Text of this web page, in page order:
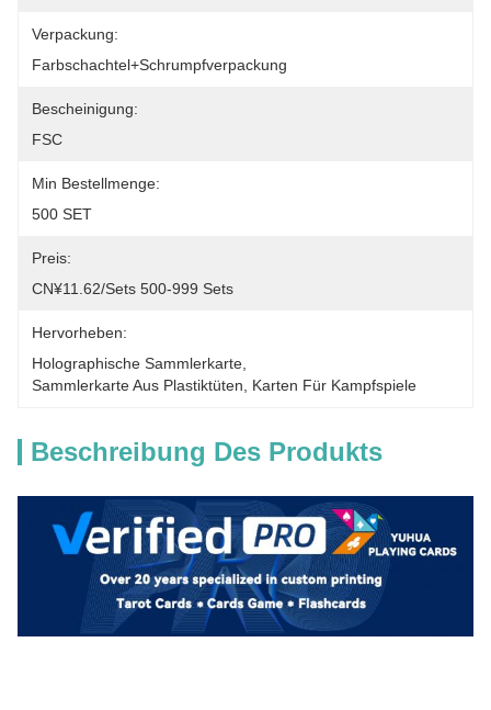
Verpackung:
Farbschachtel+Schrumpfverpackung
Bescheinigung:
FSC
Min Bestellmenge:
500 SET
Preis:
CN¥11.62/sets 500-999 Sets
Hervorheben:
Holographische Sammlerkarte
Sammlerkarte Aus Plastiktüten
Karten Für Kampfspiele
Beschreibung Des Produkts